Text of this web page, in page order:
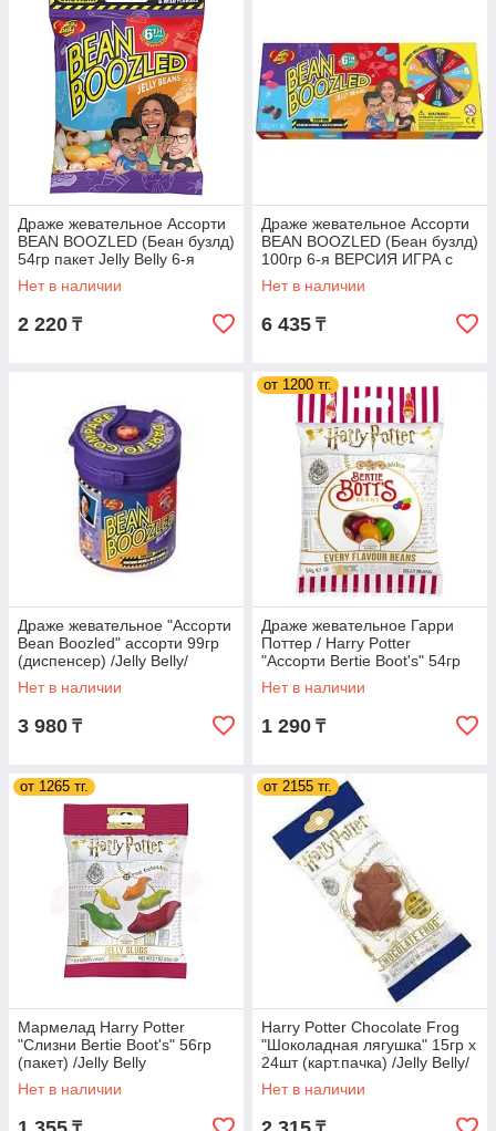
Драже жевательное Ассорти
BEAN BOOZLED (Беан бузлд)
54гр пакет Jelly Belly 6-я
серия / США
Нет в наличии
2 220 ₸
Драже жевательное Ассорти
BEAN BOOZLED (Беан бузлд)
100гр 6-я ВЕРСИЯ ИГРА с
вращающимся диском
Нет в наличии
6 435 ₸
Драже жевательное "Ассорти
Bean Boozled" ассорти 99гр
(диспенсер) /Jelly Belly/
Нет в наличии
3 980 ₸
от 1200 тг.
Драже жевательное Гарри
Поттер / Harry Potter
"Ассорти Bertie Boot's" 54гр
(пакет) /Jelly Belly/
Нет в наличии
1 290 ₸
от 1265 тг.
Мармелад Harry Potter
"Слизни Bertie Boot's" 56гр
(пакет) /Jelly Belly
Нет в наличии
от 2155 тг.
Harry Potter Chocolate Frog
"Шоколадная лягушка" 15гр х
24шт (карт.пачка) /Jelly Belly/
Нет в наличии